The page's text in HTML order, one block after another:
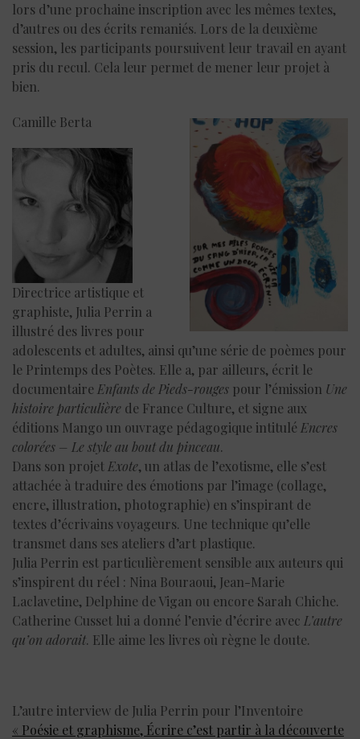
lors d’une prochaine inscription avec les mêmes textes,
d’autres ou des écrits remaniés. Lors de la deuxième
session, les participants poursuivent leur travail en ayant
pris du recul. Cela leur permet de mener leur projet à
bien.
Camille Berta
Directrice artistique et
graphiste, Julia Perrin a
illustré des livres pour
adolescents et adultes, ainsi qu’une série de poèmes pour
le Printemps des Poètes. Elle a, par ailleurs, écrit le
documentaire Enfants de Pieds-rouges pour l’émission Une
histoire particulière de France Culture, et signe aux
éditions Mango un ouvrage pédagogique intitulé Encres
colorées – Le style au bout du pinceau.
Dans son projet Exote, un atlas de l’exotisme, elle s’est
attachée à traduire des émotions par l’image (collage,
encre, illustration, photographie) en s’inspirant de
textes d’écrivains voyageurs. Une technique qu’elle
transmet dans ses ateliers d’art plastique.
Julia Perrin est particulièrement sensible aux auteurs qui
s’inspirent du réel : Nina Bouraoui, Jean-Marie
Laclavetine, Delphine de Vigan ou encore Sarah Chiche.
Catherine Cusset lui a donné l’envie d’écrire avec L’autre
qu’on adorait. Elle aime les livres où règne le doute.
L’autre interview de Julia Perrin pour l’Inventoire
« Poésie et graphisme, Écrire c’est partir à la découverte